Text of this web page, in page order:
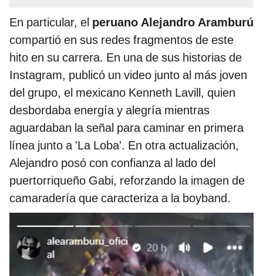
En particular, el peruano Alejandro Aramburú
compartió en sus redes fragmentos de este
hito en su carrera. En una de sus historias de
Instagram, publicó un video junto al más joven
del grupo, el mexicano Kenneth Lavill, quien
desbordaba energía y alegría mientras
aguardaban la señal para caminar en primera
línea junto a 'La Loba'. En otra actualización,
Alejandro posó con confianza al lado del
puertorriqueño Gabi, reforzando la imagen de
camaradería que caracteriza a la boyband.